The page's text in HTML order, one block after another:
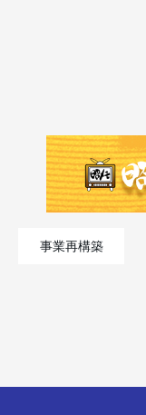
事業再構築